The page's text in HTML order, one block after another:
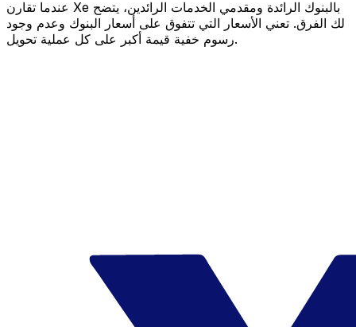
عندما تقارن Xe بالبنوك الرائدة ومقدمي الخدمات الرائدين، يتضح
لك الفرق. تعني الأسعار التي تتفوق على أسعار البنوك وعدم وجود
رسوم خفية قيمة أكبر على كل عملية تحويل.